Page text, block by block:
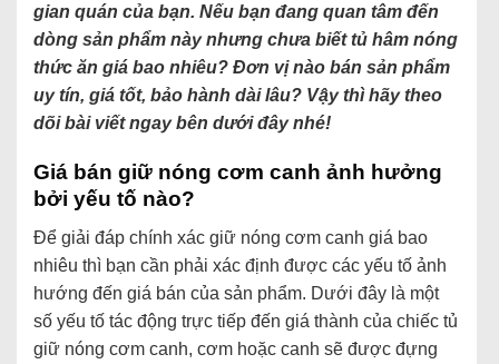
gian quán của bạn. Nếu bạn đang quan tâm đến
dòng sản phẩm này nhưng chưa biết tủ hâm nóng
thức ăn giá bao nhiêu? Đơn vị nào bán sản phẩm
uy tín, giá tốt, bảo hành dài lâu? Vậy thì hãy theo
dõi bài viết ngay bên dưới đây nhé!
Giá bán giữ nóng cơm canh ảnh hưởng
bởi yếu tố nào?
Để giải đáp chính xác giữ nóng cơm canh giá bao
nhiêu thì bạn cần phải xác định được các yếu tố ảnh
hướng đến giá bán của sản phẩm. Dưới đây là một
số yếu tố tác động trực tiếp đến giá thành của chiếc tủ
giữ nóng cơm canh, cơm hoặc canh sẽ được đựng